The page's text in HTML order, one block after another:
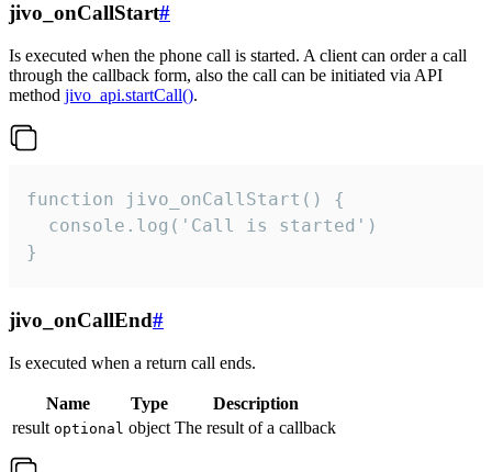
jivo_onCallStart#
Is executed when the phone call is started. A client can order a call
through the callback form, also the call can be initiated via API
method jivo_api.startCall().
function jivo_onCallStart() {
  console.log('Call is started')
}
jivo_onCallEnd#
Is executed when a return call ends.
Name Type
Description
result optional object The result of a callback